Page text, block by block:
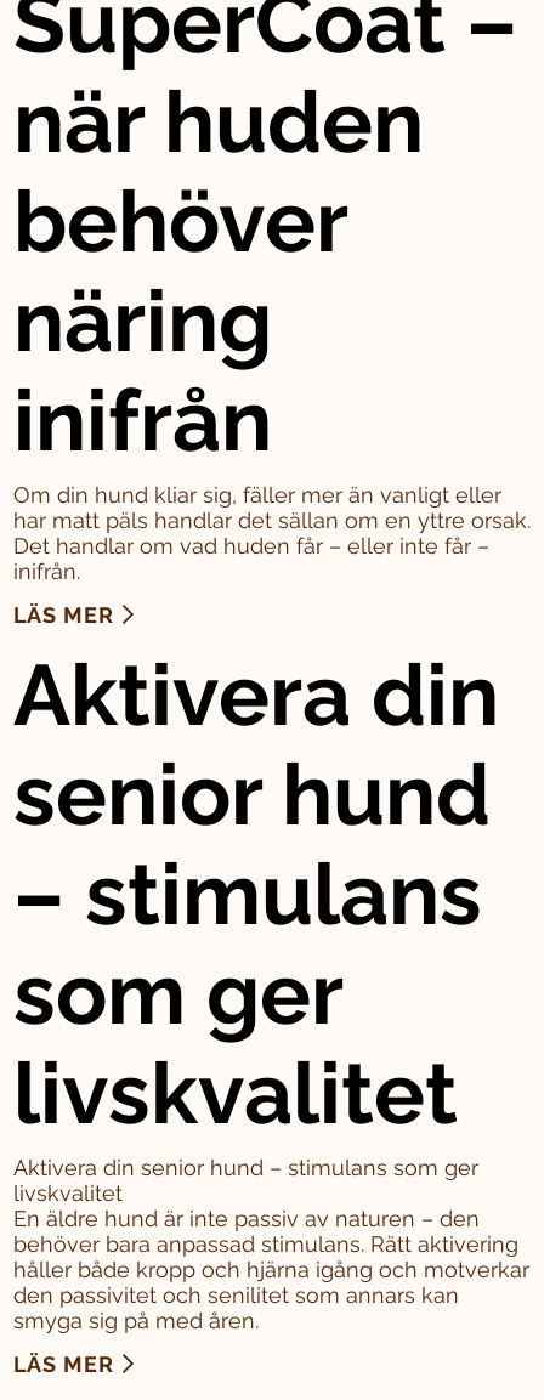
SuperCoat –
när huden
behöver
näring
inifrån
Om din hund kliar sig, fäller mer än vanligt eller
har matt päls handlar det sällan om en yttre orsak.
Det handlar om vad huden får – eller inte får –
inifrån.
LÄS MER
Aktivera din
senior hund
– stimulans
som ger
livskvalitet
Aktivera din senior hund – stimulans som ger
livskvalitet
En äldre hund är inte passiv av naturen – den
behöver bara anpassad stimulans. Rätt aktivering
håller både kropp och hjärna igång och motverkar
den passivitet och senilitet som annars kan
smyga sig på med åren.
LÄS MER